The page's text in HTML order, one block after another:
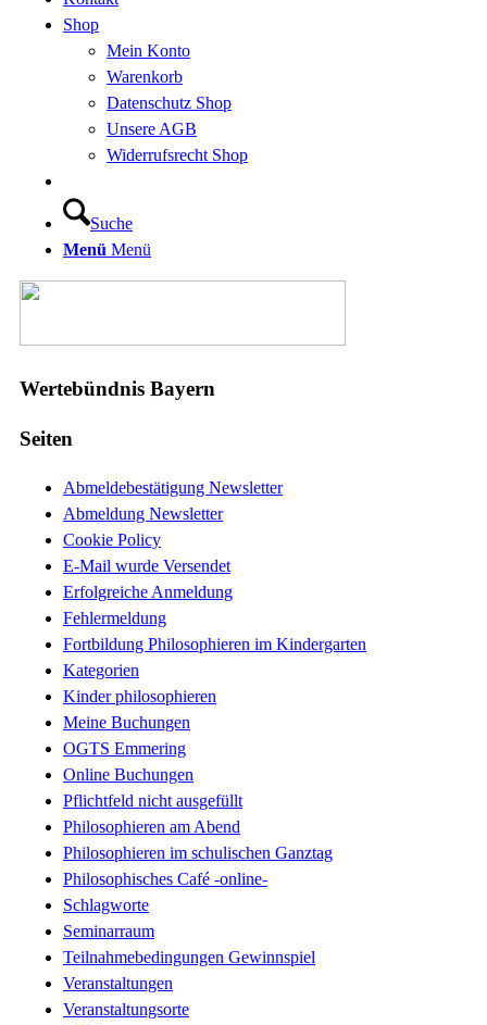
Shop
Mein Konto
Warenkorb
Datenschutz Shop
Unsere AGB
Widerrufsrecht Shop
Suche
Menü Menü
Wertebündnis Bayern
Seiten
Abmeldebestätigung Newsletter
Abmeldung Newsletter
Cookie Policy
E-Mail wurde Versendet
Erfolgreiche Anmeldung
Fehlermeldung
Fortbildung Philosophieren im Kindergarten
Kategorien
Kinder philosophieren
Meine Buchungen
OGTS Emmering
Online Buchungen
Pflichtfeld nicht ausgefüllt
Philosophieren am Abend
Philosophieren im schulischen Ganztag
Philosophisches Café -online-
Schlagworte
Seminarraum
Teilnahmebedingungen Gewinnspiel
Veranstaltungen
Veranstaltungsorte